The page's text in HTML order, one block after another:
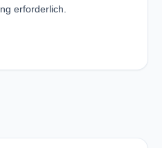
erforderlich.